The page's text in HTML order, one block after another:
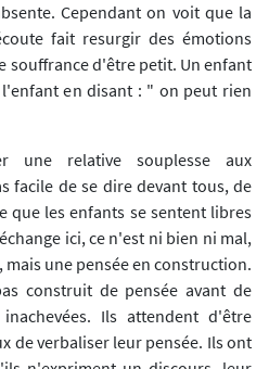
Cependant on voit que la
fait resurgir des émotions
souffrance d'être petit. Un enfant
en disant : " on peut rien
une relative souplesse aux
facile de se dire devant tous, de
que les enfants se sentent libres
ici, ce n'est ni bien ni mal,
une pensée en construction.
construit de pensée avant de
Ils attendent d'être
de verbaliser leur pensée. Ils ont